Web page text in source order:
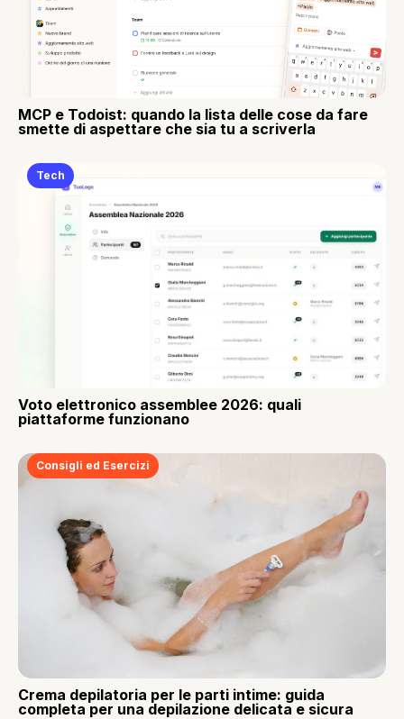
MCP e Todoist: quando la lista delle cose da fare
smette di aspettare che sia tu a scriverla
Tech
Voto elettronico assemblee 2026: quali
piattaforme funzionano
Consigli ed Esercizi
Crema depilatoria per le parti intime: guida
completa per una depilazione delicata e sicura